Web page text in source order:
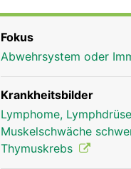
Abwehrzellen - die T-
und auf ihre Aufgabe
Lymphknoten und die
anderem das
unterstützen. Schon
"Lebensenergie"
Fokus
Abwehrsystem oder
Krankheitsbilder
Lymphome,
Muskelschwäche
Thymuskrebs